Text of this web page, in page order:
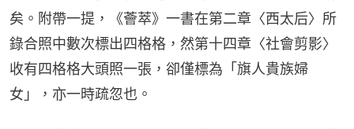
矣。附帶一提，《薈萃》一書在第二章〈西太后〉所
錄合照中數次標出四格格，然第十四章〈社會剪影〉
收有四格格大頭照一張，卻僅標為「旗人貴族婦
女」，亦一時疏忽也。